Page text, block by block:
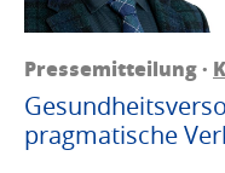
Pressemitteilung ·
pragmatische